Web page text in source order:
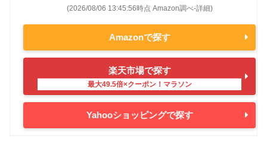
(2026/08/06 13:45:56時点 Amazon調べ-詳細)
Amazonで探す
楽天市場で探す
Yahooショッピングで探す